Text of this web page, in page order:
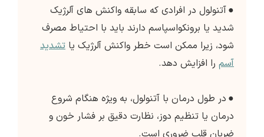
●آتنولول در افرادی که سابقه واکنش های آلرژیک
شدید یا برونکواسپاسم دارند باید با احتیاط مصرف
شود، زیرا ممکن است خطر واکنش آلرژیک یا تشدید
آسم را افزایش دهد.
● در طول درمان با آتنولول، به ویژه هنگام شروع
درمان یا تنظیم دوز، نظارت دقیق بر فشار خون و